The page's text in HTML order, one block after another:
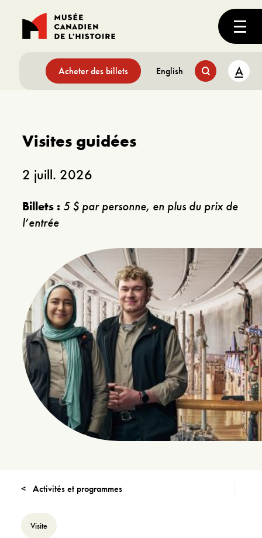
Acheter des billets English A
Visites guidées
2 juill. 2026
Billets : 5 $ par personne, en plus du prix de
l’entrée
Activités et programmes
Visite